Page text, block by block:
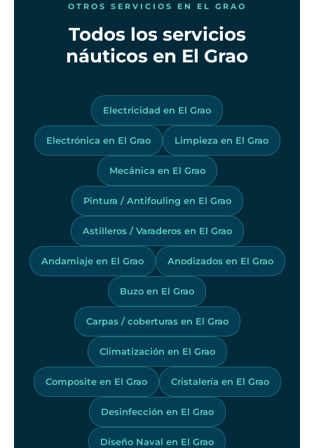
OTROS SERVICIOS EN EL GRAO
Todos los servicios
náuticos en El Grao
Electricidad en El Grao
Electrónica en El Grao Limpieza en El Grao
Mecánica en El Grao
Pintura / Antifouling en El Grao
Astilleros / Varaderos en El Grao
Andamiaje en El Grao Anodizados en El Grao
Buzo en El Grao
Carpas / coberturas en El Grao
Climatización en El Grao
Composite en El Grao Cristalería en El Grao
Desinfección en El Grao
Diseño Naval en El Grao